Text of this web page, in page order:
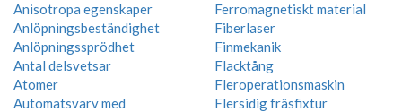
Anisotropa egenskaper
Anlöpningsbeständighet
Anlöpningssprödhet
Antal delsvetsar
Atomer
Automatsvarv med
Ferromagnetiskt material
Fiberlaser
Finmekanik
Flacktång
Fleroperationsmaskin
Flersidig fräsfixtur